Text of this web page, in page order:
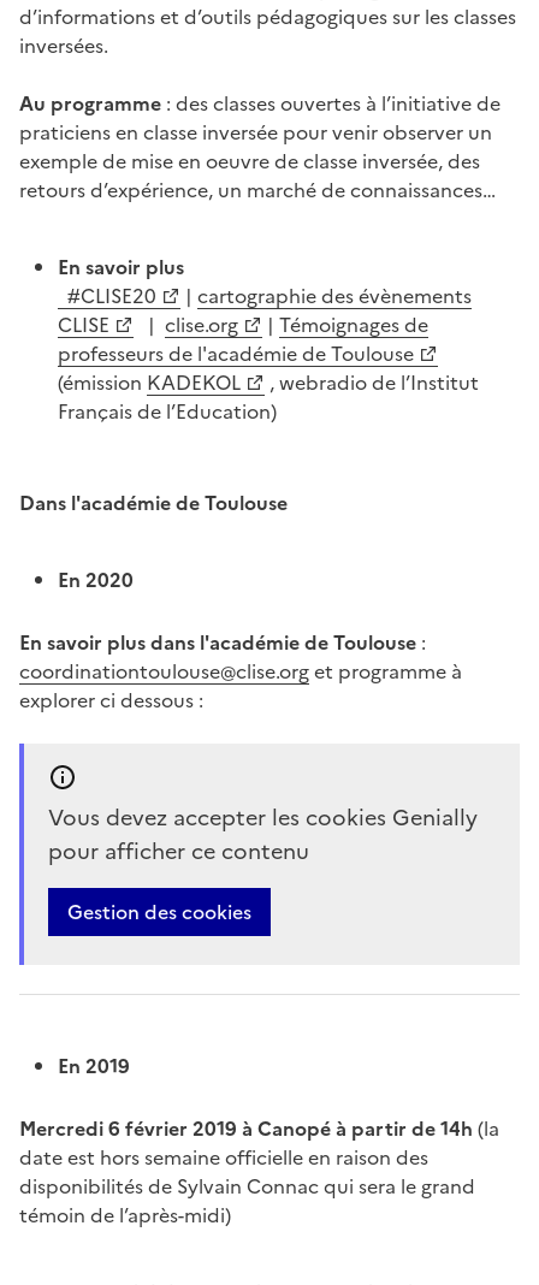
d’informations et d’outils pédagogiques sur les classes
inversées.
Au programme : des classes ouvertes à l’initiative de
praticiens en classe inversée pour venir observer un
exemple de mise en oeuvre de classe inversée, des
retours d’expérience, un marché de connaissances…
En savoir plus
#CLISE20
| cartographie des évènements
CLISE
| clise.org | Témoignages de
professeurs de l'académie de Toulouse
(émission KADEKOL
, webradio de l’Institut
Français de l’Education)
Dans l'académie de Toulouse
En 2020
En savoir plus dans l'académie de Toulouse :
coordinationtoulouse@clise.orget programme à
explorer ci dessous :